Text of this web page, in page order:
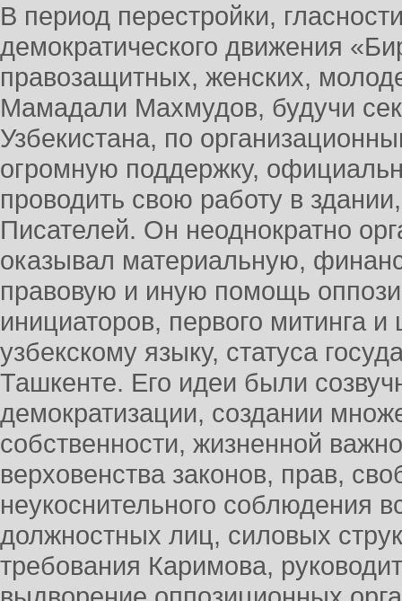
В период перестройки,
демократического движения
правозащитных, женских,
Мамадали Махмудов, будучи
Узбекистана, по
огромную поддержку,
проводить свою работу в
Писателей. Он неоднократно
оказывал материальную,
правовую и иную помощь
инициаторов, первого митинга
узбекскому языку, статуса
Ташкенте. Его идеи были
демократизации, создании
собственности, жизненной
верховенства законов, прав,
неукоснительного соблюдения
должностных лиц, силовых
требования Каримова,